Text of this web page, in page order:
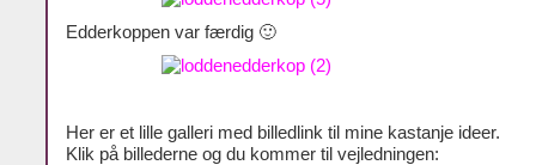
Edderkoppen var færdig 🙂
Her er et lille galleri med billedlink til mine kastanje ideer.
Klik på billederne og du kommer til vejledningen: